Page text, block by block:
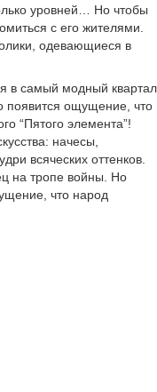
уровней… Но чтобы
с его жителями.
одевающиеся в
в самый модный квартал
появится ощущение, что
“Пятого элемента”!
начесы,
всяческих оттенков.
на тропе войны. Но
что народ